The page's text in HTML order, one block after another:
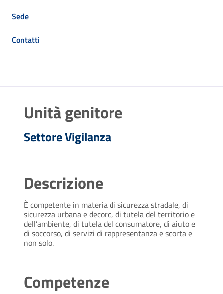
Sede
Contatti
Unità genitore
Settore Vigilanza
Descrizione
È competente in materia di sicurezza stradale, di
sicurezza urbana e decoro, di tutela del territorio e
dell’ambiente, di tutela del consumatore, di aiuto e
di soccorso, di servizi di rappresentanza e scorta e
non solo.
Competenze